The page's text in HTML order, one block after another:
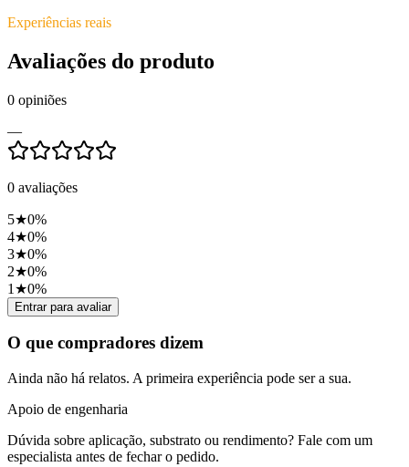
Experiências reais
Avaliações do produto
0 opiniões
—
0 avaliações
5★0%
4★0%
3★0%
2★0%
1 ★0%
Entrar para avaliar
O que compradores dizem
Ainda não há relatos. A primeira experiência pode ser a sua.
Apoio de engenharia
Dúvida sobre aplicação, substrato ou rendimento? Fale com um
especialista antes de fechar o pedido.